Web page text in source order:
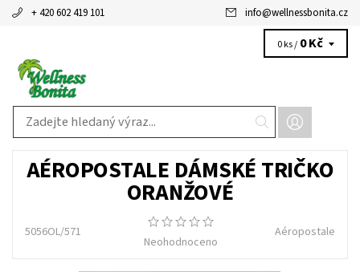
+ 420 602 419 101 info@wellnessbonita.cz
0 ks / 0 Kč
AÉROPOSTALE DÁMSKÉ TRIČKO
ORANŽOVÉ
5056OL/571
Neohodnoceno
Aéropostale